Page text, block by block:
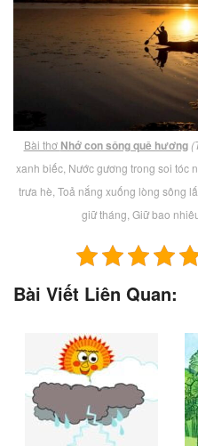
Bài thơ Nhớ con sông quê hương
xanh biếc, Nước gương trong soi tóc
trưa hè, Toả nắng xuống lòng sông
giữ tháng, Giữ bao
Bài Viết Liên Quan: